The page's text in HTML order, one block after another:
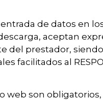
de datos en
aceptan
del prestador,
facilitados al
web son